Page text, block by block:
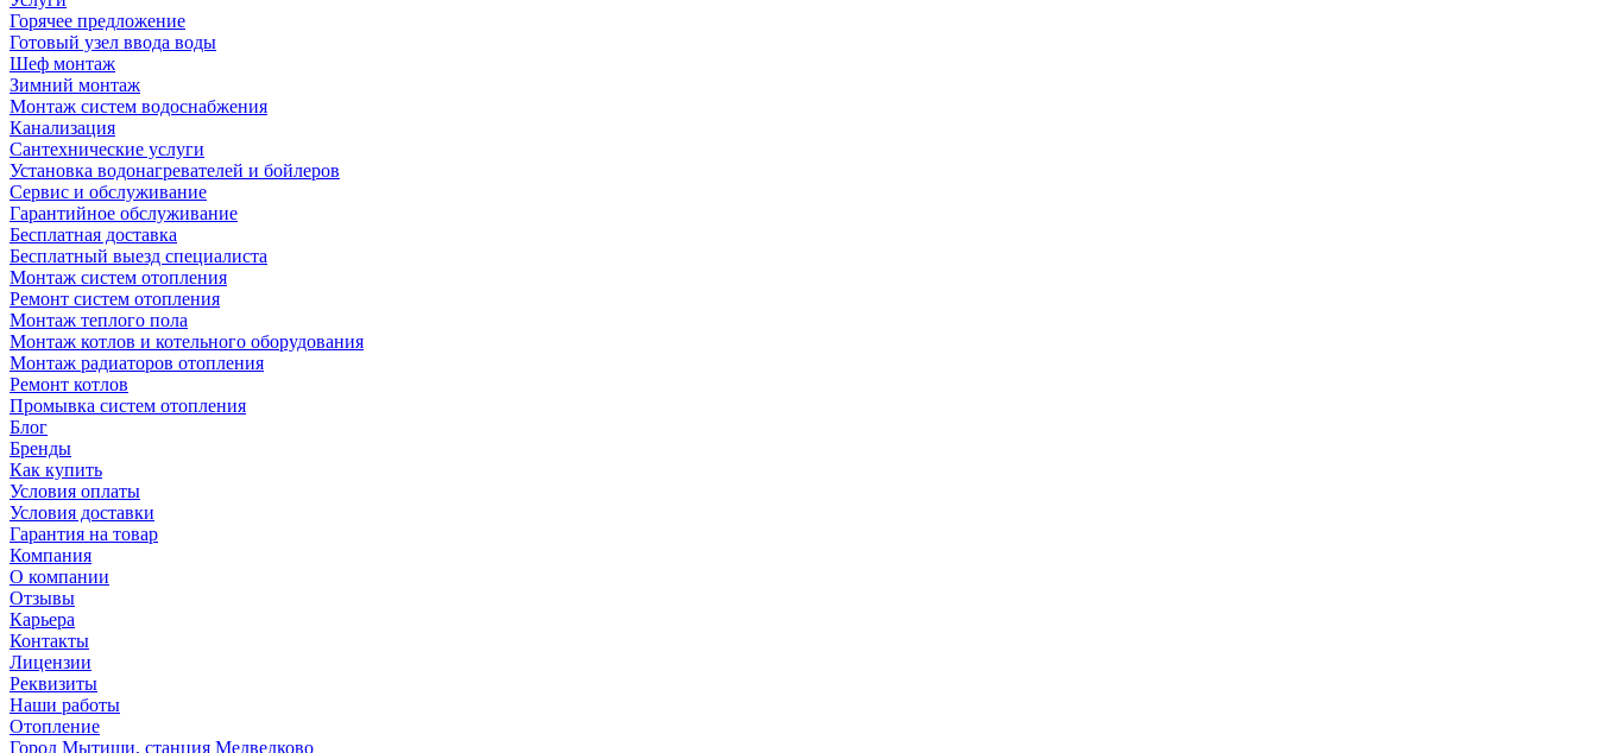
Горячее предложение
Готовый узел ввода воды
Шеф монтаж
Зимний монтаж
Монтаж систем водоснабжения
Канализация
Сантехнические услуги
Установка водонагревателей и бойлеров
Сервис и обслуживание
Гарантийное обслуживание
Бесплатная доставка
Бесплатный выезд специалиста
Монтаж систем отопления
Ремонт систем отопления
Монтаж теплого пола
Монтаж котлов и котельного оборудования
Монтаж радиаторов отопления
Ремонт котлов
Промывка систем отопления
Блог
Бренды
Как купить
Условия оплаты
Условия доставки
Гарантия на товар
Компания
О компании
Отзывы
Карьера
Контакты
Лицензии
Реквизиты
Наши работы
Отопление
Город Мытищи, станция Медведково